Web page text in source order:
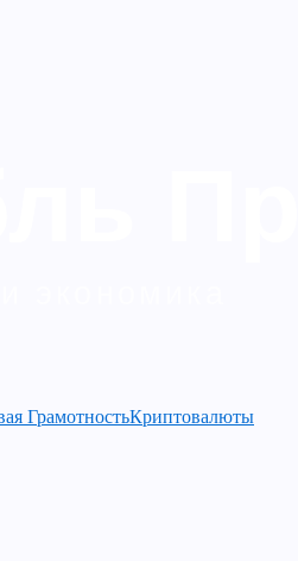
ГрамотностьКриптовалюты